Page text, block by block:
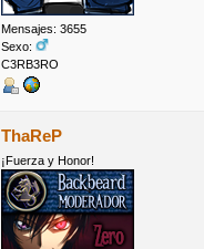
Mensajes: 3655
Sexo:
C3RB3RO
ThaReP
¡Fuerza y Honor!